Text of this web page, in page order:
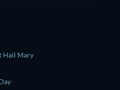
Hail Mary